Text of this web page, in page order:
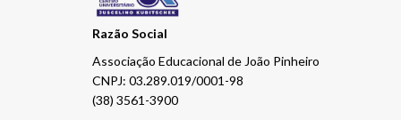
Razão Social
Associação Educacional de João Pinheiro
CNPJ: 03.289.019/0001-98
(38) 3561-3900